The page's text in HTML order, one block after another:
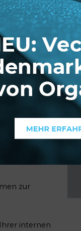
Aufbau einer
bis hin
die
Sie
Sie
zur
internen